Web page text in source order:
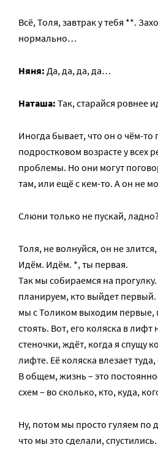
Всё, Толя, завтрак у тебя **.
нормально…
Няня: Да, да, да, да…
Наташа: Так, старайся ровнее
Иногда бывает, что он о чём-то
подростковом возрасте у всех
проблемы. Но они могут
там, или ещё с кем-то. А он не
Слюни только не пускай,
Толя, не волнуйся, он не
Идём. Идём. *, ты первая.
Так мы собираемся на
планируем, кто выйдет
мы с Толиком выходим
стоять. Вот, его коляска в лифт
стеночки, ждёт, когда я спущу
лифте. Её коляска влезает
В общем, жизнь – это
схем – во сколько, кто, куда,
Ну, потом мы просто гуляем по
что мы это сделали,